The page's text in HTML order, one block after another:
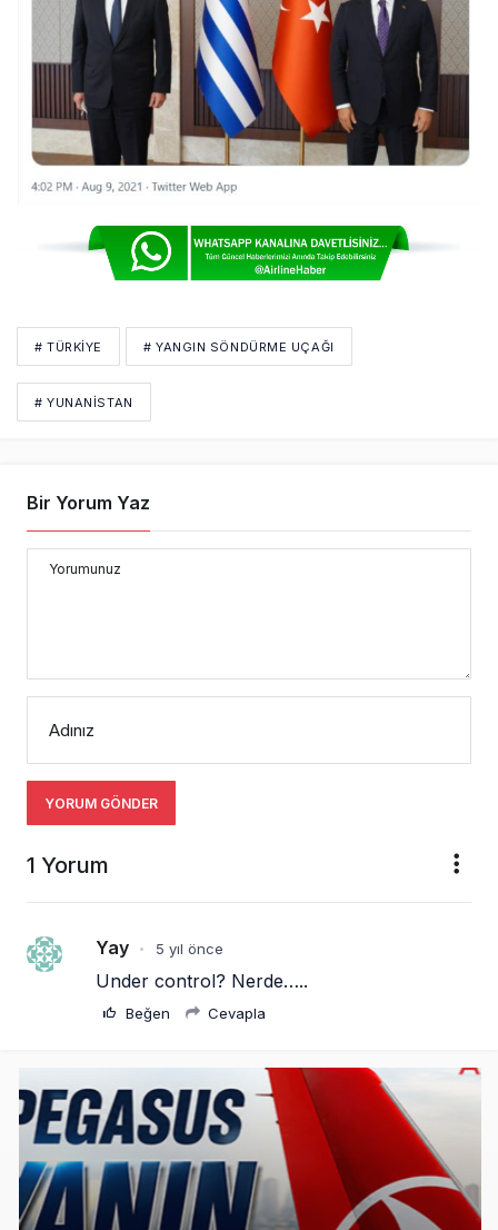
# TÜRKIYE # YANGIN SÖNDÜRME UÇAĞI
# YUNANISTAN
Bir Yorum Yaz
Yorumunuz
Adınız
YORUM GÖNDER
1 Yorum
Yay • 5 yıl önce
Under control? Nerde…..
Beğen Cevapla